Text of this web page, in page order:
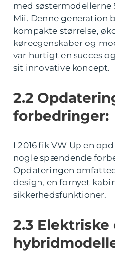
med søstermodellerne
Mii. Denne generation
kompakte størrelse,
køreegenskaber og
var hurtigt en succes
sit innovative koncept.
2.2
forbedringer:
I 2016 fik VW Up en
nogle spændende
Opdateringen
design, en fornyet
sikkerhedsfunktioner.
2.3 Elektriske